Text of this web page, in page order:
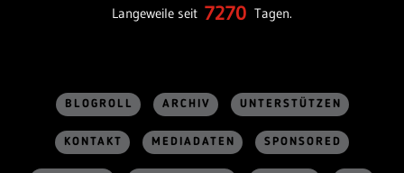
Langeweile seit 7270 Tagen.
BLOGROLL ARCHIV UNTERSTÜTZEN
KONTAKT MEDIADATEN SPONSORED